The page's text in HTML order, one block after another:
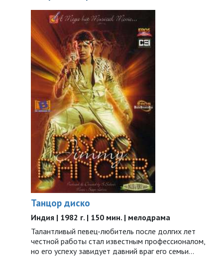
Танцор диско
Индия | 1982 г. | 150 мин. | мелодрама
Талантливый певец-любитель после долгих лет
честной работы стал известным профессионалом,
но его успеху завидует давний враг его семьи...